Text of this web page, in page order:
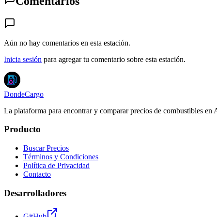
Aún no hay comentarios en esta estación.
Inicia sesión para agregar tu comentario sobre esta estación.
DondeCargo
La plataforma para encontrar y comparar precios de combustibles en
Producto
Buscar Precios
Términos y Condiciones
Política de Privacidad
Contacto
Desarrolladores